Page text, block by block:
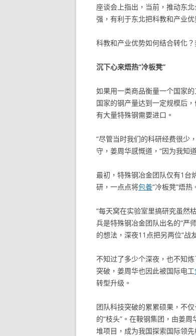
座谈会上指出，当前，推动东
强，有利于东北把科教和产业优
科教和产业优势如何结合转化
沉下心来焐热“冷板凳”
如果用一类商品衡量一个国家
国家的钢产量达到一定规模后
有大量特殊钢需要进口。
“尽管当时我们的科研经费很少
守，姜周华感慨道，“因为我知
最初，特殊钢冶金团队仅有1台
研，一点点将包養“冷板凳”焐热
“每天窝在实验室里搞研究虽然
兵是特殊钢冶金团队出名的“严
的想法，深夜11点把另两位“战
不知过了多少个深夜，也不知
突破，姜周华也因此被国际电工
转型升级。
团队科技突破的累累硕果，不
的“枝头”。在鞍钢集团，由姜
堆项目，成为我国探索国际领